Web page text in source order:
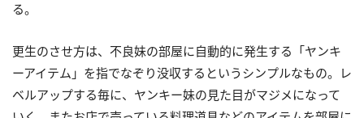
る。
更生のさせ方は、不良妹の部屋に自動的に発生する「ヤンキ
ーアイテム」を指でなぞり没収するというシンプルなもの。レ
ベルアップする毎に、ヤンキー妹の見た目がマジメになって